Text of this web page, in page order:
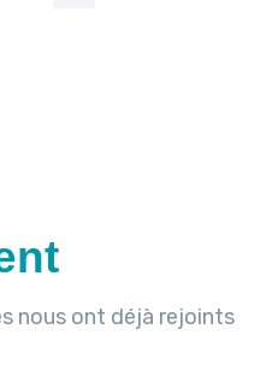
nous ont déjà rejoints